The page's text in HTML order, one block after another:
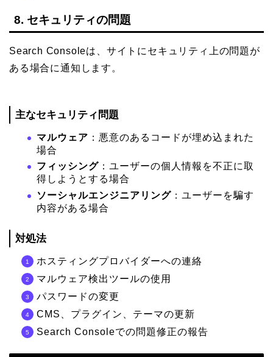
8. セキュリティの問題
Search Consoleは、サイトにセキュリティ上の問題が
ある場合に通知します。
主なセキュリティ問題
マルウェア ：悪意のあるコードが埋め込まれた
場合
フィッシング ：ユーザーの個人情報を不正に取
得しようとする場合
ソーシャルエンジニアリング ：ユーザーを騙す
内容がある場合
対処法
ホスティングプロバイダーへの連絡
マルウェア検出ツールの使用
パスワードの変更
CMS、プラグイン、テーマの更新
Search Consoleでの問題修正の報告